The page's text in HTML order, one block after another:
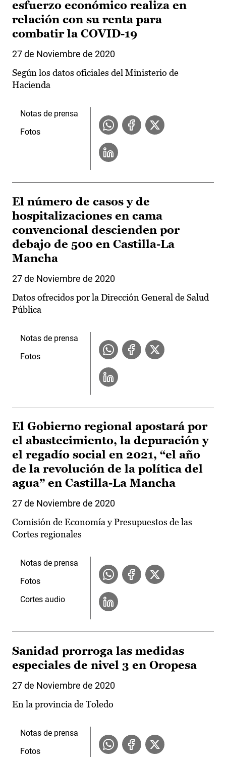
esfuerzo económico realiza en
relación con su renta para
combatir la COVID-19
27 de Noviembre de 2020
Según los datos oficiales del Ministerio de
Hacienda
Notas de prensa
Fotos
El número de casos y de
hospitalizaciones en cama
convencional descienden por
debajo de 500 en Castilla-La
Mancha
27 de Noviembre de 2020
Datos ofrecidos por la Dirección General de Salud
Pública
Notas de prensa
Fotos
El Gobierno regional apostará por
el abastecimiento, la depuración y
el regadío social en 2021, “el año
de la revolución de la política del
agua” en Castilla-La Mancha
27 de Noviembre de 2020
Comisión de Economía y Presupuestos de las
Cortes regionales
Notas de prensa
Fotos
Cortes audio
Sanidad prorroga las medidas
especiales de nivel 3 en Oropesa
27 de Noviembre de 2020
En la provincia de Toledo
Notas de prensa
Fotos